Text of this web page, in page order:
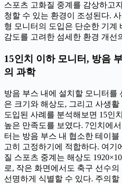
스포츠 고화질 중계를 감상하고
청할 수 있는 환경이 조성된다.
형 모니터의 도입은 단순한 기계
감도를 고려한 섬세한 환경 개선
15인치 이하 모니터, 방음
의 과학
방음 부스 내에 설치할 모니터를
은 크기와 해상도, 그리고 사생
도입된 사례를 분석해보면 15인
높은 만족도를 보였다. 7인치에
터는 방음 부스 내 협소한 테이
고히 고정하기에 적합하다. 여기
질 스포츠 중계는 해상도
로, 작은 화면에서도 축구 선수
선명하게 식별할 수 있다. 주의